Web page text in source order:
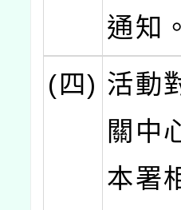
通知。
(四) 活動
關中
本署